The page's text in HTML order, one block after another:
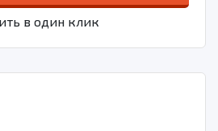
в один клик